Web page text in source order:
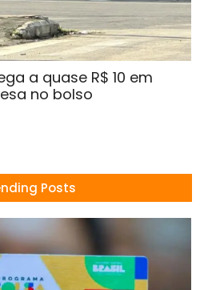
a quase R$ 10 em
no bolso
Posts